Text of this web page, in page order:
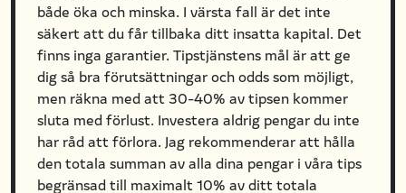
både öka och minska. I värsta fall är det inte
säkert att du får tillbaka ditt insatta kapital. Det
finns inga garantier. Tipstjänstens mål är att ge
dig så bra förutsättningar och odds som möjligt,
men räkna med att 30-40% av tipsen kommer
sluta med förlust. Investera aldrig pengar du inte
har råd att förlora. Jag rekommenderar att hålla
den totala summan av alla dina pengar i våra tips
begränsad till maximalt 10% av ditt totala